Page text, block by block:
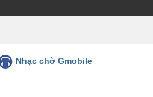
Nhạc chờ Gmobile